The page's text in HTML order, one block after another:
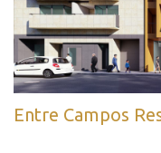
Entre Campos